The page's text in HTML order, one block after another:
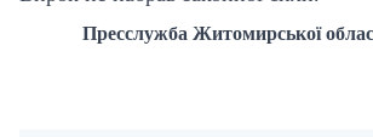
Пресслужба Житомирської